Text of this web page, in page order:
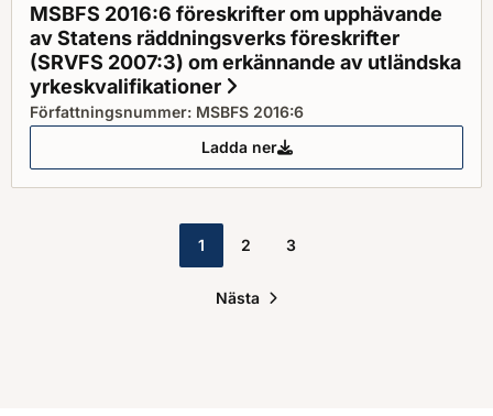
MSBFS 2016:6 föreskrifter om upphävande
av Statens räddningsverks föreskrifter
(SRVFS 2007:3) om erkännande av utländska
yrkeskvalifikationer
Författningsnummer: MSBFS 2016:6
Ladda ner
MSBFS 2016:6 föreskrifter om
1 2 3
Nästa